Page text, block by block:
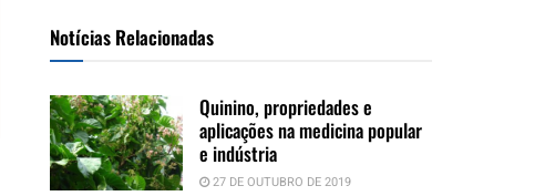
Notícias Relacionadas
Quinino, propriedades e
aplicações na medicina popular
e indústria
27 DE OUTUBRO DE 2019